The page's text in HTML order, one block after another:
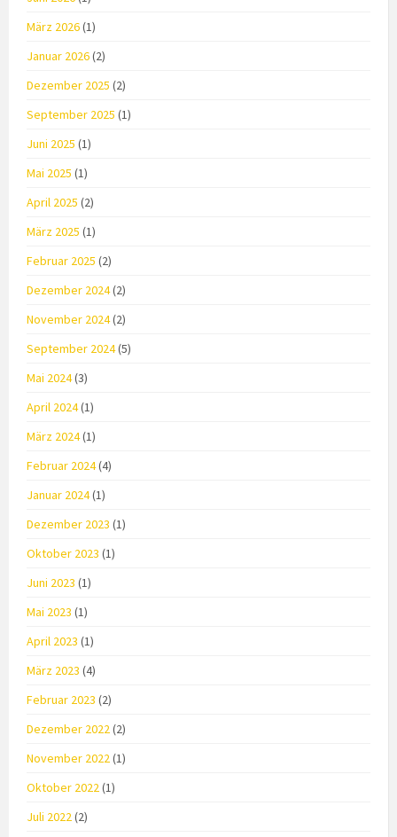
März 2026(1)
Januar 2026(2)
Dezember 2025 (2)
September 2025 (1)
Juni 2025 (1)
Mai 2025 (1)
April 2025 (2)
März 2025 (1)
Februar 2025 (2)
Dezember 2024(2)
November 2024(2)
September 2024(5)
Mai 2024(3)
April 2024(1)
März 2024(1)
Februar 2024(4)
Januar 2024(1)
Dezember 2023 (1)
Oktober 2023 (1)
Juni 2023 (1)
Mai 2023 (1)
April 2023 (1)
März 2023 (4)
Februar 2023 (2)
Dezember 2022(2)
November 2022(1)
Oktober 2022(1)
Juli 2022(2)